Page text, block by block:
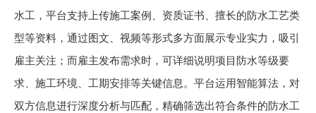
水工，平台支持上传施工案例、资质证书、擅长的防水工艺类
型等资料，通过图文、视频等形式多方面展示专业实力，吸引
雇主关注；而雇主发布需求时，可详细说明项目防水等级要
求、施工环境、工期安排等关键信息。平台运用智能算法，对
双方信息进行深度分析与匹配，精确筛选出符合条件的防水工